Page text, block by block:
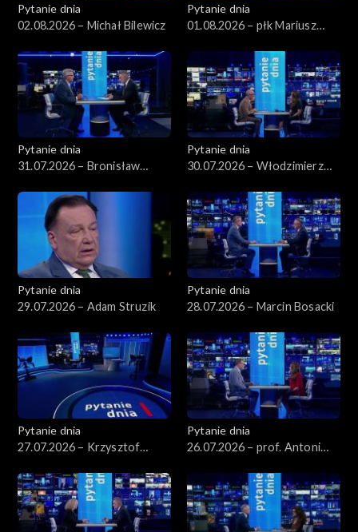
Pytanie dnia
02.08.2026 – Michał Bilewicz
Pytanie dnia
01.08.2026 – płk Mariusz
Pytanie dnia
31.07.2026 – Bronisław
Pytanie dnia
30.07.2026 – Włodzimierz
Pytanie dnia
29.07.2026 – Adam Struzik
Pytanie dnia
28.07.2026 – Marcin Bosacki
Pytanie dnia
27.07.2026 – Krzysztof
Pytanie dnia
26.07.2026 – prof. Antoni